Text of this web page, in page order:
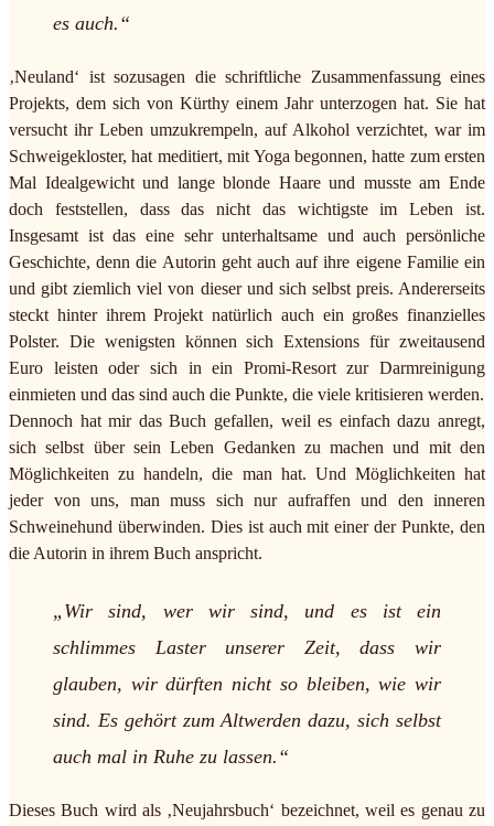
es auch.“
‚Neuland‘ ist sozusagen die schriftliche Zusammenfassung eines
Projekts, dem sich von Kürthy einem Jahr unterzogen hat. Sie hat
versucht ihr Leben umzukrempeln, auf Alkohol verzichtet, war im
Schweigekloster, hat meditiert, mit Yoga begonnen, hatte zum ersten
Mal Idealgewicht und lange blonde Haare und musste am Ende
doch feststellen, dass das nicht das wichtigste im Leben ist.
Insgesamt ist das eine sehr unterhaltsame und auch persönliche
Geschichte, denn die Autorin geht auch auf ihre eigene Familie ein
und gibt ziemlich viel von dieser und sich selbst preis. Andererseits
steckt hinter ihrem Projekt natürlich auch ein großes finanzielles
Polster. Die wenigsten können sich Extensions für zweitausend
Euro leisten oder sich in ein Promi-Resort zur Darmreinigung
einmieten und das sind auch die Punkte, die viele kritisieren werden.
Dennoch hat mir das Buch gefallen, weil es einfach dazu anregt,
sich selbst über sein Leben Gedanken zu machen und mit den
Möglichkeiten zu handeln, die man hat. Und Möglichkeiten hat
jeder von uns, man muss sich nur aufraffen und den inneren
Schweinehund überwinden. Dies ist auch mit einer der Punkte, den
die Autorin in ihrem Buch anspricht.
„Wir sind, wer wir sind, und es ist ein
schlimmes Laster unserer Zeit, dass wir
glauben, wir dürften nicht so bleiben, wie wir
sind. Es gehört zum Altwerden dazu, sich selbst
auch mal in Ruhe zu lassen.“
Dieses Buch wird als ‚Neujahrsbuch‘ bezeichnet, weil es genau zu